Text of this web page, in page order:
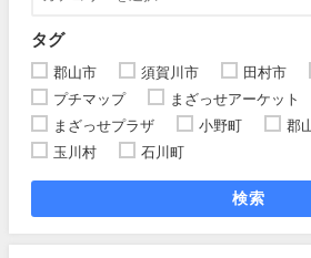
タグ
郡山市 須賀川市 田村市
プチマップ
まざっせアーケット
まざっせプラザ
小野町
郡
玉川村
石川町
検索